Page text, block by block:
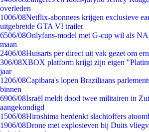
overleden
1006/08Netflix-abonnees krijgen exclusieve
uitgebreide GTA VI trailer
6506/08Onlyfans-model met G-cup wil als
maan
2406/08Huisarts per direct uit vak gezet om
306/08XBOX platform krijgt zijn eigen
jaar
1206/08Capibara's lopen Braziliaans
binnen
6906/08Israël meldt dood twee militairen in
aangekondigd
1506/08Hiroshima herdenkt slachtoffers
1906/08Drone met explosieven bij Duits